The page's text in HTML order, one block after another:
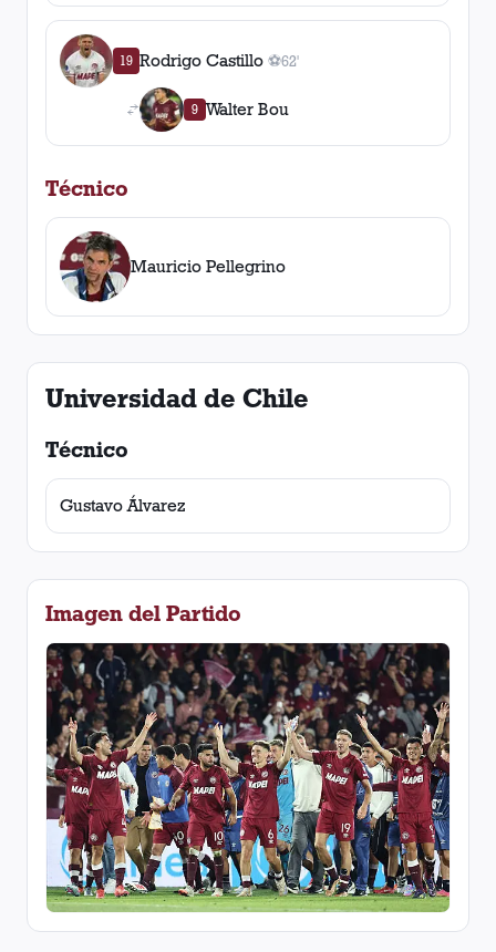
19 Rodrigo Castillo ⚽
1gol
62'
9 Walter Bou
Técnico
Mauricio Pellegrino
Universidad de Chile
Técnico
Gustavo Álvarez
Imagen del Partido